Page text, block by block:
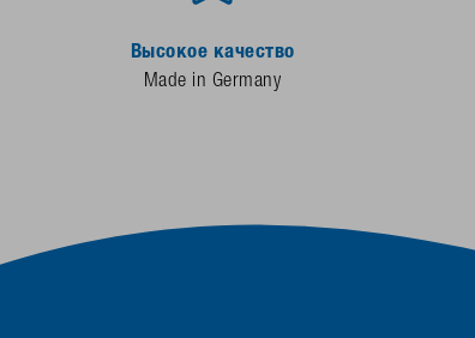
Высокое качество
Made in Germany